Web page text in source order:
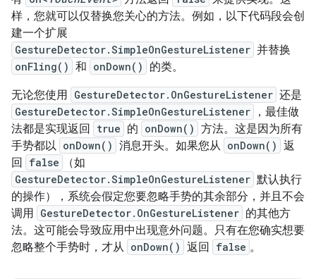
样，您就可以仅替换您关心的方法。例如，以下代码段会创
建一个扩展
GestureDetector.SimpleOnGestureListener 并替换
onFling() 和 onDown()
的类。
无论您使用 GestureDetector.OnGestureListener 还是
GestureDetector.SimpleOnGestureListener
，最佳做
法都是实现返回
true 的 onDown() 方法。这是因为所有
手势都以 onDown() 消息开头。如果您从 onDown() 返
回
false （如
GestureDetector.SimpleOnGestureListener 默认执行
的操作），系统会假定您要忽略手势的其余部分，并且不会
调用 GestureDetector.OnGestureListener 的其他方
法。这可能会导致应用中出现意外问题。只有在您确实想要
忽略整个手势时，才从 onDown() 返回 false 。